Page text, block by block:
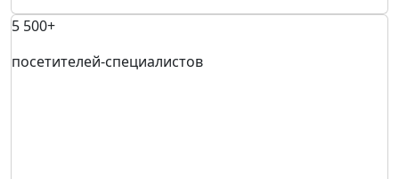
5 500+
посетителей-специалистов